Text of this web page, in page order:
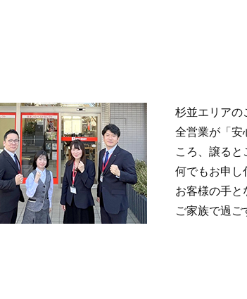
杉並エリアの
全営業が「安
ころ、譲る
何でもお申し
お客様の手と
ご家族で過ご